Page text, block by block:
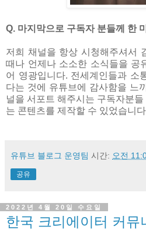
Q. 마지막으로 구독자 분들께 한
저희 채널을 항상 시청해주셔서
때나 언제나 소소한 소식들을 공
어 영광입니다. 전세계인들과 소
다는 것에 유튜브에 감사함을 느
널을 서포트 해주시는 구독자분
는 콘텐츠를 제작할 수 있었습니
유튜브 블로그 운영팀 시간: 오전
공유
2022년 4월 20일 수요일
한국 크리에이터 커뮤